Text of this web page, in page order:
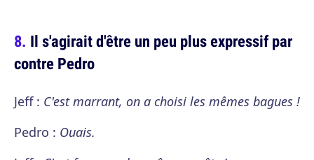
Il s'agirait d'être un peu plus expressif par
contre Pedro
Jeff : C'est marrant, on a choisi les mêmes bagues !
Pedro : Ouais.